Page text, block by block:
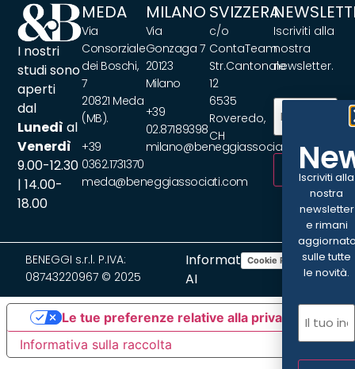
I nostri
studi sono
aperti
dal
Lunedì al
Venerdì
9.00-12.30
| 14.00-
18.00
MEDA
Via
Consorziale
dei Boschi,
7
20821 Meda
(MB).
+39
0362.1731370
meda@beneggiassociati.com
MILANO
Via
Gonzaga 7
20123
Milano
+39
02.87189398
milano@beneggiassociati.com
SVIZZERA
c/o
ContaTeam
Str.Cantonale
12
6535
Roveredo,
CH
Iscriviti alla
nostra
newsletter.
Email
ISCRIVITI
BENEGGI s.r.l. P.IVA:
08743220967 © 2025
Informativa
AI
Cookie PolicyPrivacy Policy
Informativa sulla raccolta
Le tue preferenze relative alla privacy
Iscriviti alla
nostra
newsletter
e rimani
sulle tutte
le novità.
Email